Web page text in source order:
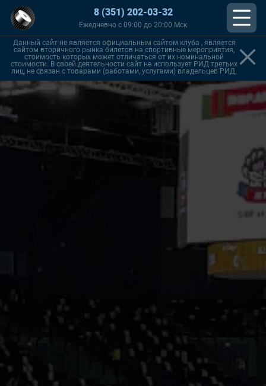
8 (351) 202-03-32
Ежедневно с 09:00 до 20:00 Мск
Данный сайт не является официальным сайтом клуба , является
сайтом вторичного рынка билетов на спортивные мероприятия,
стоимость которых может отличаться от их номинальной
стоимости. В своей деятельности сайт не использует РИД третьих
лиц, не связан с товарами (работами, услугами) владельцев РИД.